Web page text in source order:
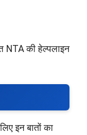
NTA की हेल्पलाइन
इन बातों का